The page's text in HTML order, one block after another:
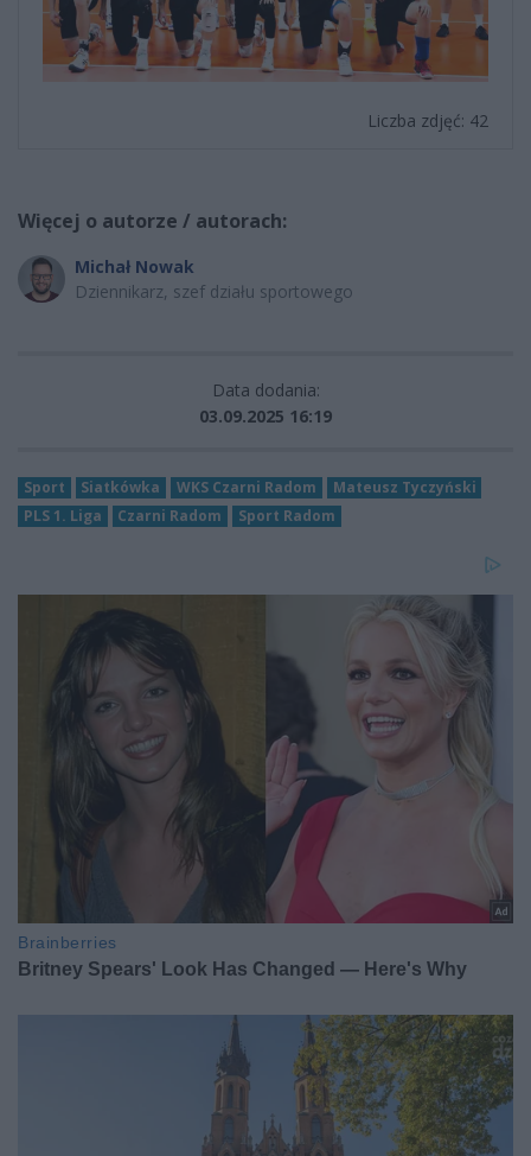
Liczba zdjęć: 42
Więcej o autorze / autorach:
Michał Nowak
Dziennikarz, szef działu sportowego
Data dodania:
03.09.2025 16:19
Sport Siatkówka WKS Czarni Radom
Mateusz Tyczyński
PLS 1. Liga
Czarni Radom Sport Radom